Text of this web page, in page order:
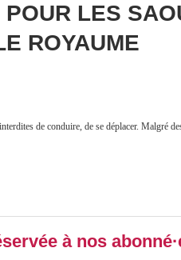
LES
ROYAUME
de conduire, de se déplacer. Malgré
à nos